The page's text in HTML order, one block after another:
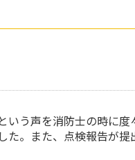
いう声を消防士の時に
た。また、点検報告が提